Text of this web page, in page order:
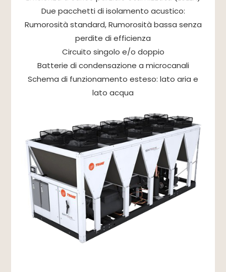
Due pacchetti di isolamento acustico:
Rumorosità standard, Rumorosità bassa senza
perdite di efficienza
Circuito singolo e/o doppio
Batterie di condensazione a microcanali
Schema di funzionamento esteso: lato aria e
lato acqua